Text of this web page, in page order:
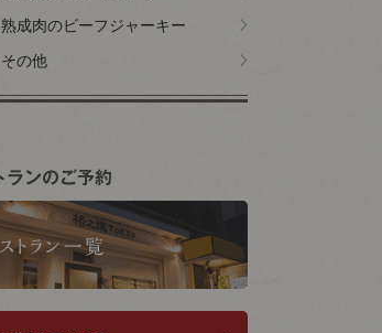
熟成肉のビーフジャーキー
その他